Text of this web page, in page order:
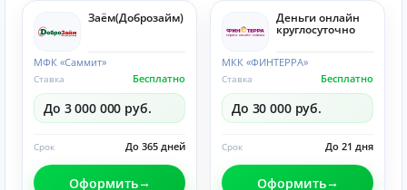
Заём(Доброзайм)
МФК «Саммит»
Бесплатно
Ставка
До 3 000 000 руб.
До 365 дней
Срок
Оформить
Деньги онлайн
круглосуточно
МКК «ФИНТЕРРА»
Бесплатно
Ставка
До 30 000 руб.
До 21 дня
Срок
Оформить